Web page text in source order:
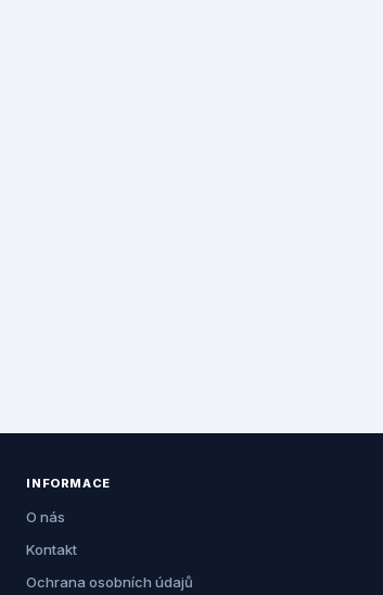
INFORMACE
O nás
Kontakt
Ochrana osobních údajů